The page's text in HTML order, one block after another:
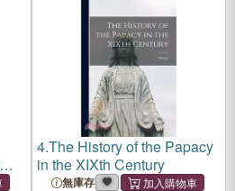
4.The History of the Papacy
in the XIXth Century
無庫存